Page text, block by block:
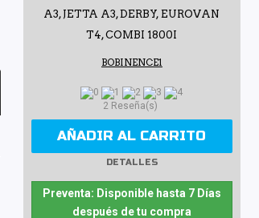
A3, JETTA A3, DERBY, EUROVAN
T4, COMBI 1800I
BOBINENCE1
2 Reseña(s)
AÑADIR AL CARRITO
DETALLES
Preventa: Disponible hasta 7 Días
después de tu compra